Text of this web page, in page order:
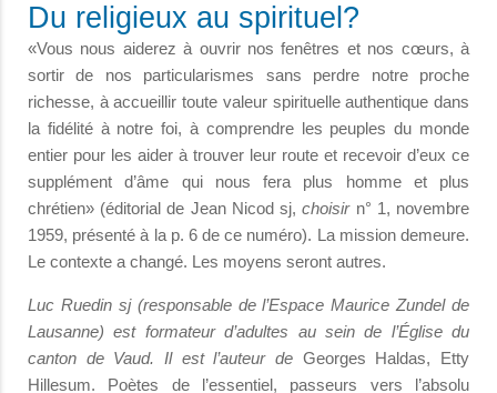
Du religieux au spirituel?
«Vous nous aiderez à ouvrir nos fenêtres et nos cœurs, à
sortir de nos particularismes sans perdre notre proche
richesse, à accueillir toute valeur spirituelle authentique dans
la fidélité à notre foi, à comprendre les peuples du monde
entier pour les aider à trouver leur route et recevoir d’eux ce
supplément d’âme qui nous fera plus homme et plus
chrétien» (éditorial de Jean Nicod sj,choisirn° 1, novembre
1959, présenté à la p. 6 de ce numéro). La mission demeure.
Le contexte a changé. Les moyens seront autres.
Luc Ruedin sj (responsable de l’Espace Maurice Zundel de
Lausanne) est formateur d’adultes au sein de l’Église du
canton de Vaud. Il est l’auteur de Georges Haldas, Etty
Hillesum. Poètes de l’essentiel, passeurs vers l’absolu